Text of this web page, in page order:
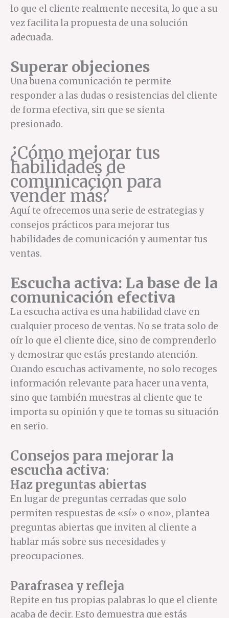
lo que el cliente realmente necesita, lo que a su
vez facilita la propuesta de una solución
adecuada.
Superar objeciones
Una buena comunicación te permite
responder a las dudas o resistencias del cliente
de forma efectiva, sin que se sienta
presionado.
¿Cómo mejorar tus
habilidades de
comunicación para
vender más?
Aquí te ofrecemos una serie de estrategias y
consejos prácticos para mejorar tus
habilidades de comunicación y aumentar tus
ventas.
Escucha activa: La base de la
comunicación efectiva
La escucha activa es una habilidad clave en
cualquier proceso de ventas. No se trata solo de
oír lo que el cliente dice, sino de comprenderlo
y demostrar que estás prestando atención.
Cuando escuchas activamente, no solo recoges
información relevante para hacer una venta,
sino que también muestras al cliente que te
importa su opinión y que te tomas su situación
en serio.
Consejos para mejorar la
escucha activa:
Haz preguntas abiertas
En lugar de preguntas cerradas que solo
permiten respuestas de «sí» o «no», plantea
preguntas abiertas que inviten al cliente a
hablar más sobre sus necesidades y
preocupaciones.
Parafrasea y refleja
Repite en tus propias palabras lo que el cliente
acaba de decir. Esto demuestra que estás